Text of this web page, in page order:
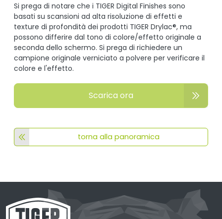
Si prega di notare che i TIGER Digital Finishes sono
basati su scansioni ad alta risoluzione di effetti e
texture di profondità dei prodotti TIGER Drylac®, ma
possono differire dal tono di colore/effetto originale a
seconda dello schermo. Si prega di richiedere un
campione originale verniciato a polvere per verificare il
colore e l'effetto.
Scarica ora
torna alla panoramica